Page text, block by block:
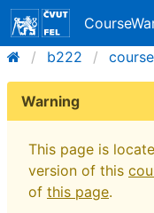
b222
Warning
This page is
version of this
of this page.